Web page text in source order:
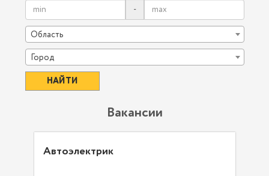
-
Область
Город
Вакансии
Автоэлектрик